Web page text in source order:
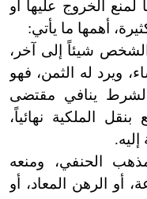
الخروج عليها أو
أهمها ما يأتي:
الشخص شيئاً إلى آخر،
ويرد له الثمن، فهو
ينافي مقتضى
الملكية نهائياً،
الحنفي، ومنعه
أو الرهن المعاد، أو